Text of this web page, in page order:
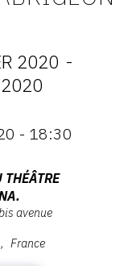
2020 -
2020
- 18:30
THÉÂTRE
avenue
France